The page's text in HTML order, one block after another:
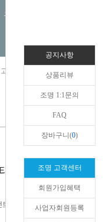
오늘하루 열지않음
고객센터 카카오톡채널/상담
/잡화 생활/건강
조명 주방등 보이드 5등 골드
공지사항
상품리뷰
조명 1:1문의
FAQ
장바구니(0)
조명 고객센터
회원가입혜택
사업자회원등록